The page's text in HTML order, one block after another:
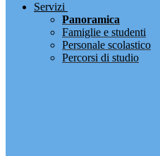
Servizi
Panoramica
Famiglie e studenti
Personale scolastico
Percorsi di studio